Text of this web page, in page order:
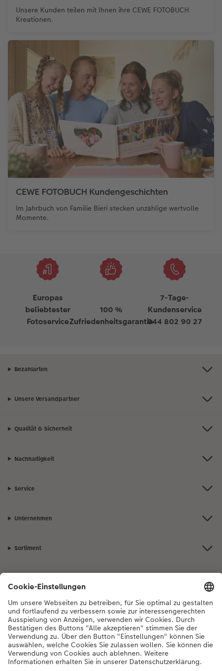
Unsere Kunden teilen mit Ihnen ihre CEWE FOTOBUCH
Kreationen.
CEWE FOTOBUCH Kundengeschichten
Im Jahrbuch von Familie Bieri stecken unzählige wertvolle
Momente.
Europas
beliebtester
Fotoservice
100 %
Zufriedenheitsgarantie
7-Tage-
Kundenservice
044 802 90 27
Bezahlarten
Unsere Versandpartner
Qualität & Sicherheit
Nachhaltigkeit
Service
Unternehmen
Sortiment
Bei Fragen zu Produkten oder der Bestellung können Sie uns gerne von
Montag bis Samstag von 8:00 – 20:00 Uhr und Sonntag von 10:00 –
20:00 Uhr (gesetzliche Feiertage ausgenommen) unter der
Telefonnummer044 499 10 36kontaktieren.
DE |FR